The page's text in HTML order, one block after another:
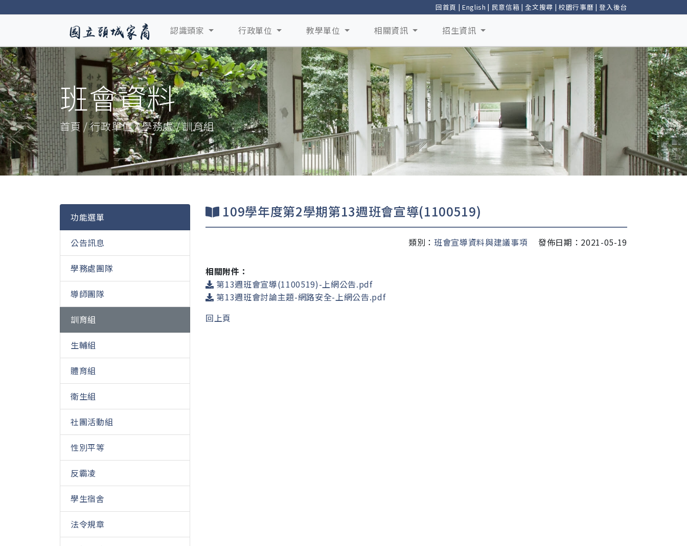
回首頁 | English | 民意信箱 |全文搜尋 | 校園行事曆 |登入後台
認識頭家 行政單位 教學單位 相關資訊 招生資訊
班會資料
首頁 / 行政單位 / 學務處 / 訓育組
功能選單
公告訊息
學務處團隊
導師團隊
訓育組
生輔組
體育組
衛生組
社團活動組
性別平等
反霸凌
學生宿舍
法令規章
109學年度第2學期第13週班會宣導(1100519)
類別： 班會宣導資料與建議事項 發佈日期：2021-05-19
相關附件：
第13週班會宣導(1100519)-上網公告.pdf
第13週班會討論主題-網路安全-上網公告.pdf
回上頁